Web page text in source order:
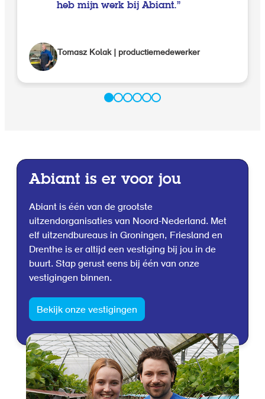
heb mijn werk bij Abiant.
Tomasz Kolak | productiemedewerker
Abiant is er voor jou
Abiant is één van de grootste
uitzendorganisaties van Noord-Nederland. Met
elf uitzendbureaus in Groningen, Friesland en
Drenthe is er altijd een vestiging bij jou in de
buurt. Stap gerust eens bij één van onze
vestigingen binnen.
Bekijk onze vestigingen